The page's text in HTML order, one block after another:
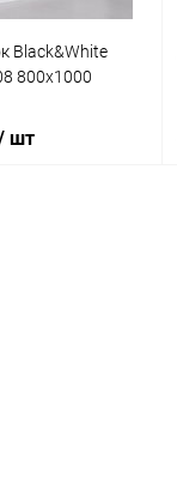
Black&White
800х1000
шт